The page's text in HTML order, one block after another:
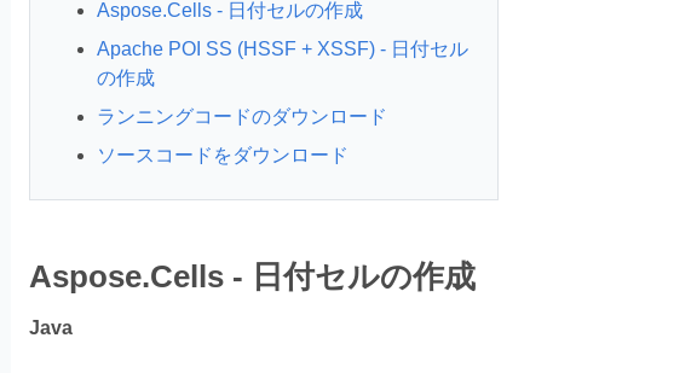
Aspose.Cells - 日付セルの作成
Apache POI SS (HSSF + XSSF) - 日付セル
の作成
ランニングコードのダウンロード
ソースコードをダウンロード
Aspose.Cells - 日付セルの作成
Java